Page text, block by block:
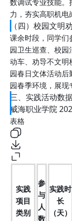
数调试专业技能。
力，夯实高职机电
（四）校园文明
课余时段，同学们
园卫生巡查、校
动车、劝导不文明
园春日文体活动
园春季环境，展现
三、实践活动数
威海职业学院
表格
实践
项目
类别
参
与
人
数
实践时
长
（天）